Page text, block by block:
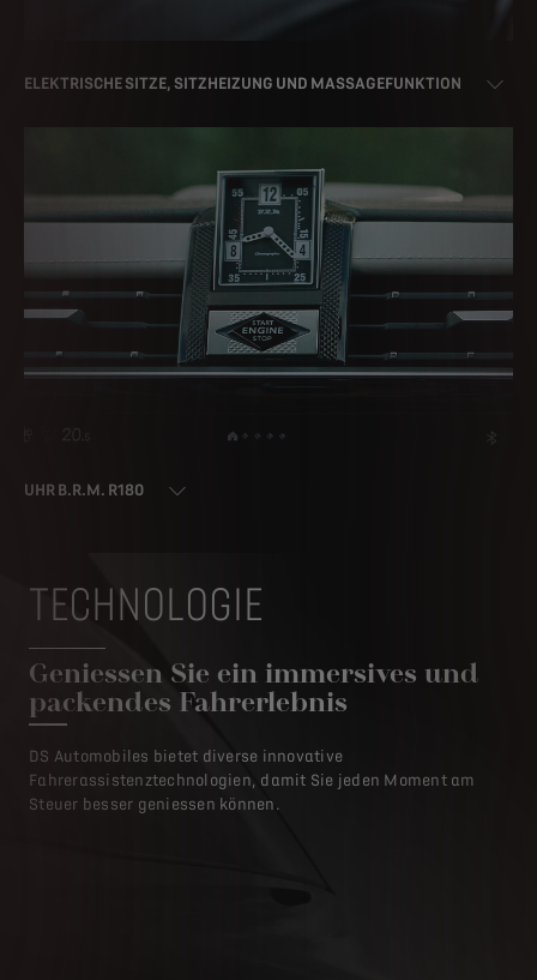
ELEKTRISCHE SITZE, SITZHEIZUNG UND MASSAGEFUNKTION
UHR B.R.M. R180
TECHNOLOGIE
Geniessen Sie ein immersives und
packendes Fahrerlebnis
DS Automobiles bietet diverse innovative
Fahrerassistenztechnologien, damit Sie jeden Moment am
Steuer besser geniessen können.